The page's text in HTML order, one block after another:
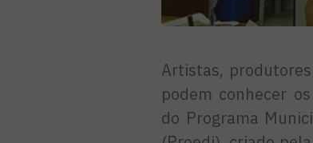
Artistas,
podem conhecer
do Programa